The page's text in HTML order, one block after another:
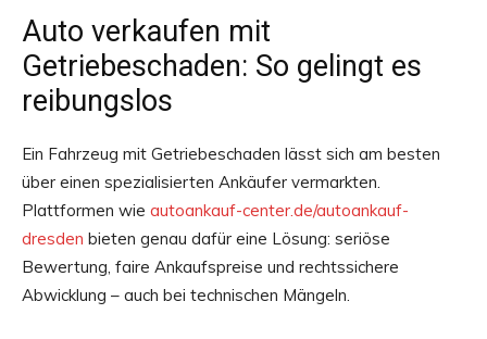
Auto verkaufen mit
Getriebeschaden: So gelingt es
reibungslos
Ein Fahrzeug mit Getriebeschaden lässt sich am besten
über einen spezialisierten Ankäufer vermarkten.
Plattformen wie autoankauf-center.de/autoankauf-
dresden bieten genau dafür eine Lösung: seriöse
Bewertung, faire Ankaufspreise und rechtssichere
Abwicklung – auch bei technischen Mängeln.